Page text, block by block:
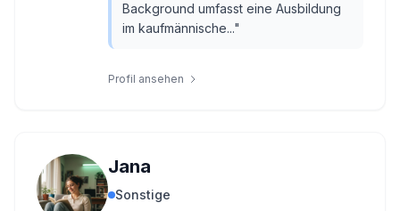
Background umfasst eine Ausbildung
im kaufmännische..."
Profil ansehen
Jana
Sonstige